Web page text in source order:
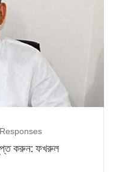
করুন: ফখরুল